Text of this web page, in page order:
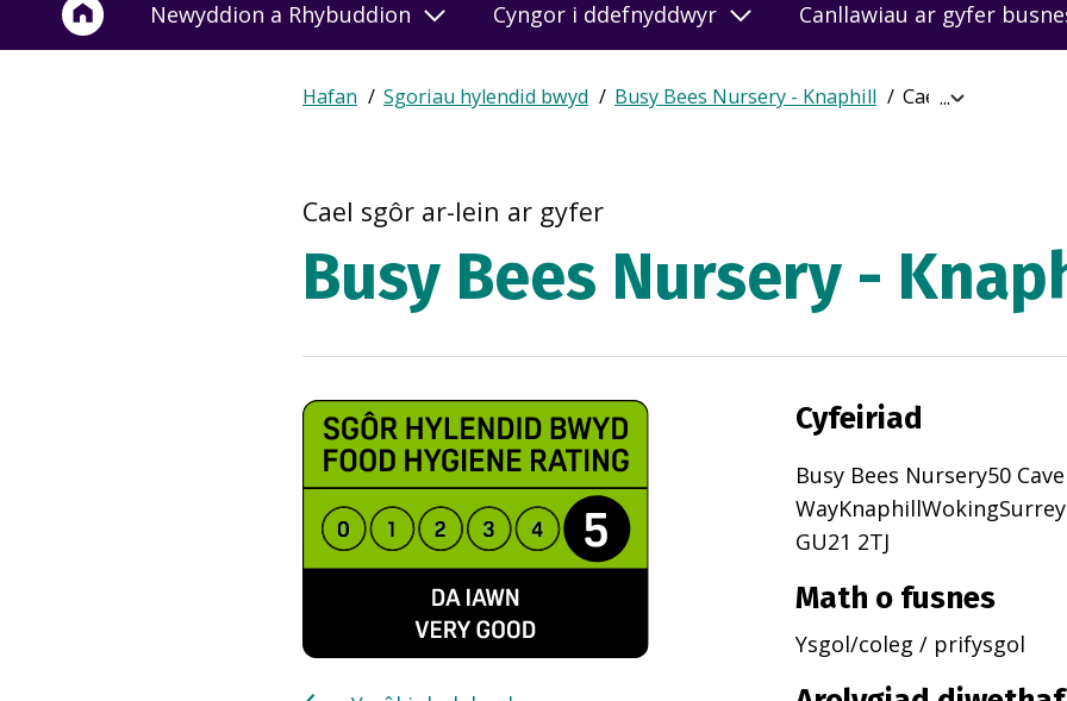
Frontpage
Newyddion a Rhybuddion Cyngor i ddefnyddwyr Canllawiau ar gyfer
Breadcrumb
Expand
Hafan Sgoriau hylendid bwyd Busy Bees Nursery - Knaphill Cael sgôr ar-lein
Cael sgôr ar-lein ar gyfer
Busy Bees Nursery -
Cyfeiriad
Busy Bees Nursery50
WayKnaphillWokingSurrey
GU21 2TJ
Math o fusnes
Ysgol/coleg / prifysgol